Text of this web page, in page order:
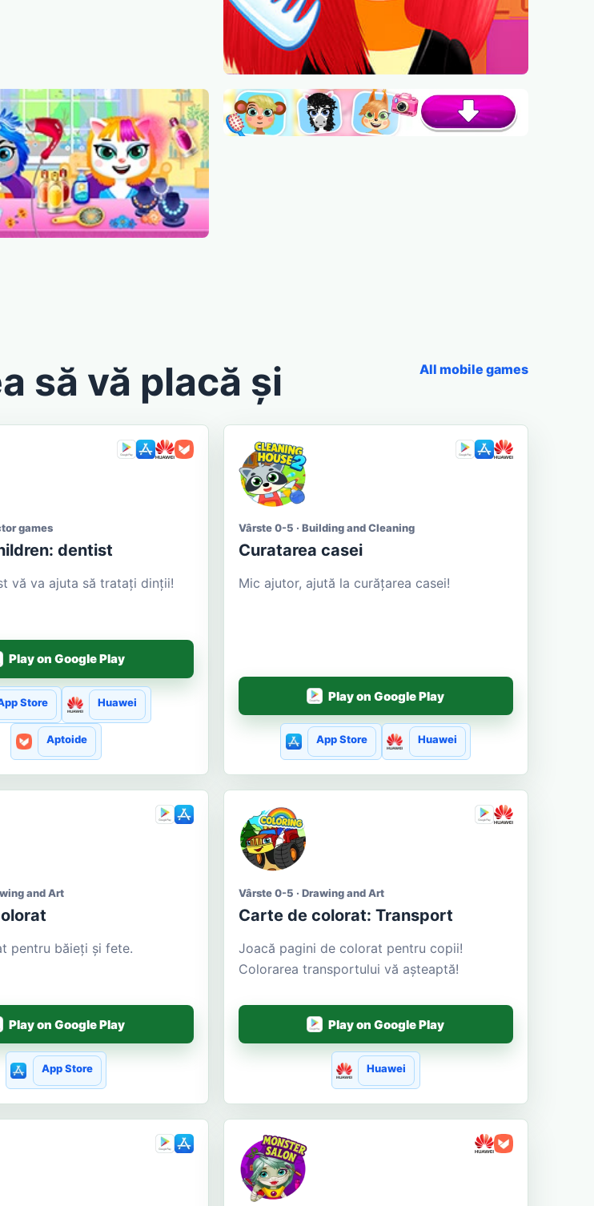
să vă placă și All mobile games
games
dentist
vă va ajuta să tratați dinții!
Play on Google Play
Store Huawei
Aptoide
Vârste 0-5 · Building and Cleaning
Curatarea casei
Mic ajutor, ajută la curățarea casei!
Play on Google Play
App Store Huawei
and Art
pentru băieți și fete.
Play on Google Play
App Store
Vârste 0-5 · Drawing and Art
Carte de colorat: Transport
Joacă pagini de colorat pentru copii!
Colorarea transportului vă așteaptă!
Play on Google Play
Huawei